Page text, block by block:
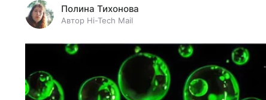
Полина Тихонова
Автор Hi-Tech Mail